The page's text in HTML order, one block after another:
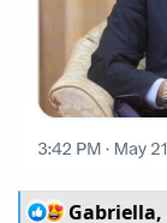
R
Gabriella,